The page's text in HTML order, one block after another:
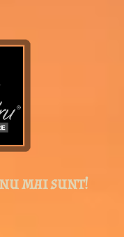
mai sunt!